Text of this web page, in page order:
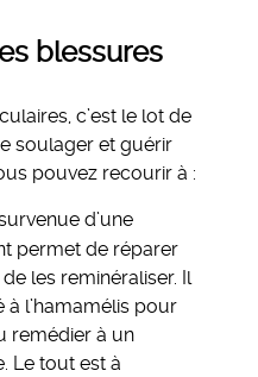
blessures
c’est le lot de
soulager et guérir
pouvez recourir à :
d’une
permet de réparer
les reminéraliser. Il
l’hamamélis pour
remédier à un
Le tout est à